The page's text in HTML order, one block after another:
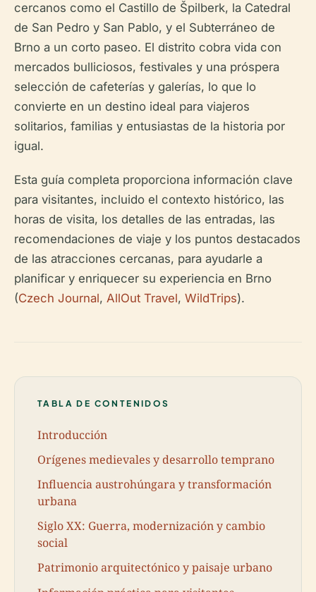
cercanos como el Castillo de Špilberk, la Catedral
de San Pedro y San Pablo, y el Subterráneo de
Brno a un corto paseo. El distrito cobra vida con
mercados bulliciosos, festivales y una próspera
selección de cafeterías y galerías, lo que lo
convierte en un destino ideal para viajeros
solitarios, familias y entusiastas de la historia por
igual.
Esta guía completa proporciona información clave
para visitantes, incluido el contexto histórico, las
horas de visita, los detalles de las entradas, las
recomendaciones de viaje y los puntos destacados
de las atracciones cercanas, para ayudarle a
planificar y enriquecer su experiencia en Brno
(Czech Journal, AllOut Travel, WildTrips).
TABLA DE CONTENIDOS
Introducción
Orígenes medievales y desarrollo temprano
Influencia austrohúngara y transformación
urbana
Siglo XX: Guerra, modernización y cambio
social
Patrimonio arquitectónico y paisaje urbano